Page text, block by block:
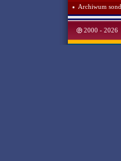
Archiwum sond
2000 - 2026